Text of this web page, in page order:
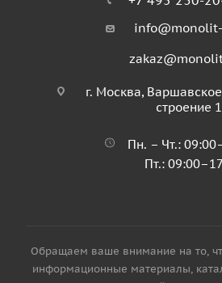
г. Москва,
строение
Пн. – Чт.:
Пт.:
Обращаем ваше внимание на то,
информационные материалы,